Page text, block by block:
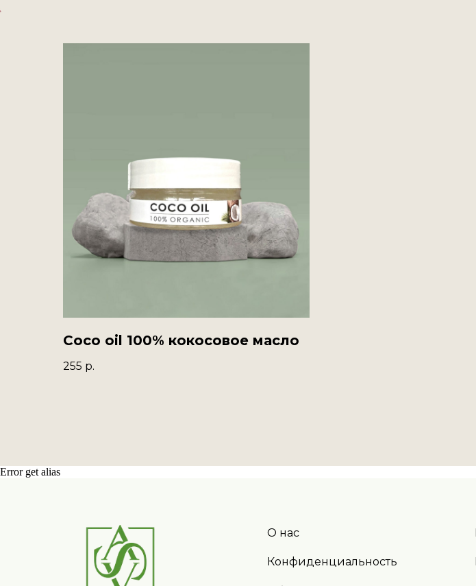
Coco oil 100% кокосовое масло
255 р.
Error get alias
О нас
Конфиденциальность